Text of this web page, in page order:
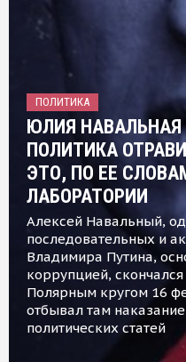
ПОЛИТИКА
ЮЛИЯ НАВАЛЬНАЯ
ПОЛИТИКА
ЭТО, ПО ЕЕ
ЛАБОРАТОРИИ
Алексей Навальный,
последовательных и
Владимира Путина,
коррупцией,
Полярным кругом 16
отбывал там
политических статей